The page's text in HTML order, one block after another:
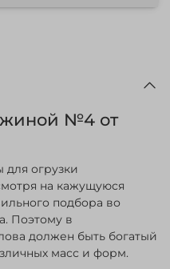
№4 от
огрузки
на кажущуюся
подбора во
Поэтому в
должен быть богатый
масс и форм.